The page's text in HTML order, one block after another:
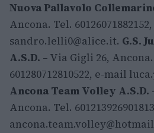
Nuova Pallavolo
Ancona. Tel.
sandro.lelli0@alice.it. G.S.
A.S.D. – Via Gigli 26,
601280712810522, e-mail
Ancona Team Volley A.S.D.
Ancona. Tel.